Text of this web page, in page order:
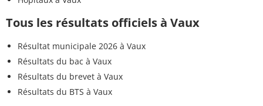
Tous les résultats officiels à Vaux
Résultat municipale 2026 à Vaux
Résultats du bac à Vaux
Résultats du brevet à Vaux
Résultats du BTS à Vaux